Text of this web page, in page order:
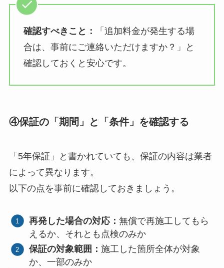
確認すべきこと：
「追加料金が発生する場
合は、事前にご連絡いただけますか？」と
確認しておくと安心です。
④保証の「期間」と「条件」を確認する
「5年保証」と書かれていても、保証の内容は業者
によって異なります。
以下の点を事前に確認しておきましょう。
再発した場合の対応：無償で再施工してもら
えるか、それとも点検のみか
保証の対象範囲：施工した箇所全体が対象
か、一部のみか